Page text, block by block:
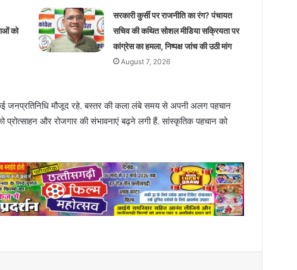
को
सरकारी कुर्सी पर राजनीति का रंग? पंचायत
सचिव की कथित सोशल मीडिया सक्रियता पर
कांग्रेस का हमला, निष्पक्ष जांच की उठी मांग
August 7, 2026
जनप्रतिनिधि मौजूद रहे. बस्तर की कला लंबे समय से अपनी अलग पहचान
प्रोत्साहन और रोजगार की संभावनाएं बढ़ने लगी हैं. सांस्कृतिक पहचान को